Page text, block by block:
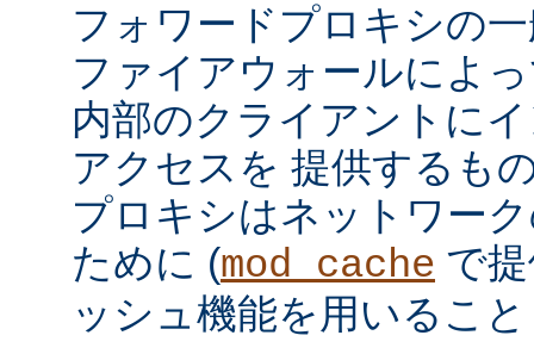
フォワードプロキシの
ファイアウォールによ
内部のクライアントに
アクセスを 提供するも
プロキシはネットワー
ために (mod_cache で
ッシュ機能を用いるこ